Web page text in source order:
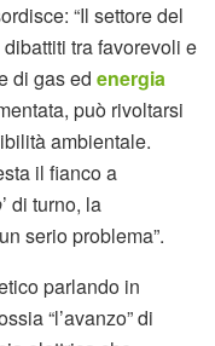
“Il settore del
tra favorevoli e
di gas ed energia
può rivoltarsi
ambientale.
il fianco a
’ di turno, la
serio problema”.
parlando in
“l’avanzo” di